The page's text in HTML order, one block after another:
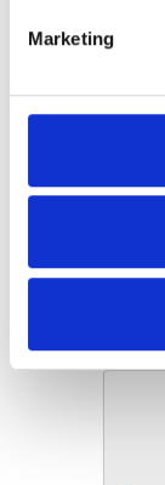
Marketing
avec un
Prenez